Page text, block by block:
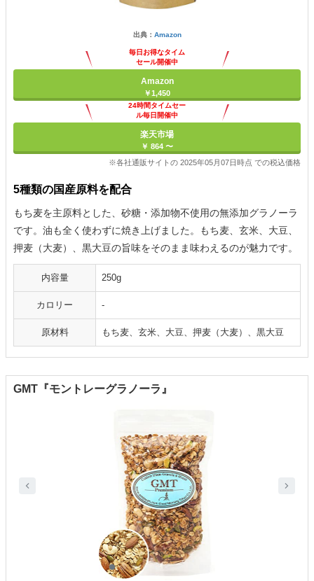
出典： Amazon
毎日お得なタイム
セール開催中
Amazon
￥1,450
24時間タイムセー
ル毎日開催中
楽天市場
￥ 864 〜
※各社通販サイトの 2025年05月07日時点 での税込価格
5種類の国産原料を配合
もち麦を主原料とした、砂糖・添加物不使用の無添加グラノーラ
です。油も全く使わずに焼き上げました。もち麦、玄米、大豆、
押麦（大麦）、黒大豆の旨味をそのまま味わえるのが魅力です。
内容量 250g
カロリー -
原材料 もち麦、玄米、大豆、押麦（大麦）、黒大豆
GMT『モントレーグラノーラ』